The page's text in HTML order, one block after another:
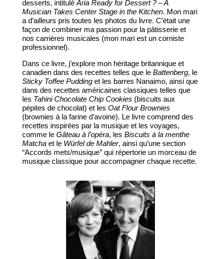
desserts, intitulé Aria Ready for Dessert ? – A
Musician Takes Center Stage in the Kitchen. Mon mari
a d’ailleurs pris toutes les photos du livre. C’était une
façon de combiner ma passion pour la pâtisserie et
nos carrières musicales (mon mari est un corniste
professionnel).
Dans ce livre, j’explore mon héritage britannique et
canadien dans des recettes telles que le Battenberg, le
Sticky Toffee Puddinget les barres Nanaimo, ainsi que
dans des recettes américaines classiques telles que
les Tahini Chocolate Chip Cookies (biscuits aux
pépites de chocolat) et les Oat Flour Brownies
(brownies à la farine d’avoine). Le livre comprend des
recettes inspirées par la musique et les voyages,
comme le Gâteau à l’opéra, les Biscuits à la menthe
Matchaet le Würfel de Mahler, ainsi qu’une section
“Accords mets/musique” qui répertorie un morceau de
musique classique pour accompagner chaque recette.